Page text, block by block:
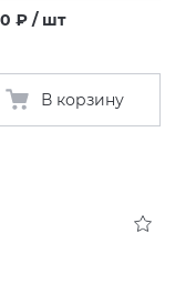
₽ / шт
В корзину